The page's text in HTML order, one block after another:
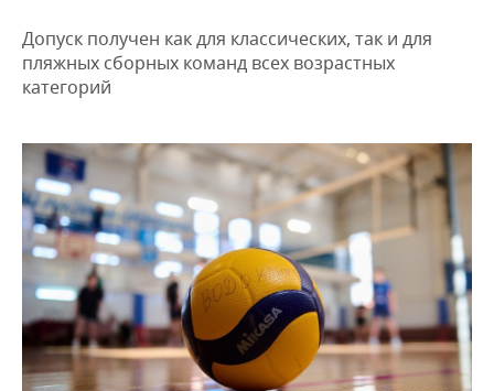
ДЕКЛАРАЦИИ О ДОХОДАХ
ВУЗЫ ТАТАРСТАНА
КОМУ ПРИНАДЛЕЖАТ
ТОРГОВЫЕ ЦЕНТРЫ
ТАТАРСТАНА
НОВОСТИ ЭКОНОМИКИ
БАНКИ
БЮДЖЕТ
ИНВЕСТИЦИИ
ПРОМЫШЛЕННОСТЬ
АГРОПРОМ
МАШИНОСТРОЕНИЕ
НЕФТЕХИМИЯ
НЕФТЬ
ОПК
НОВОСТИ НЕДВИЖИМОСТИ
АВТО
НОВОСТИ АВТО
БИЗНЕС
НОВОСТИ БИЗНЕСА
РОЗНИЧНАЯ ТОРГОВЛЯ
ТРАНСПОРТ
ТЕХНОЛОГИИ
НОВОСТИ ТЕХНОЛОГИЙ
IT
МЕРОПРИЯТИЯ
НОВОСТИ МЕРОПРИЯТИЙ
СПОРТ
Допуск получен как для классических, так и для
пляжных сборных команд всех возрастных
категорий